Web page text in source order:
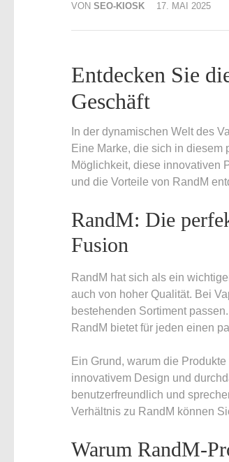
VON SEO-KIOSK 17. MAI 2025
Entdecken Sie
Geschäft
In der dynamischen Welt des
Eine Marke, die sich in diesem
Möglichkeit, diese innovativen
und die Vorteile von RandM
RandM: Die
Fusion
RandM hat sich als ein
auch von hoher Qualität. Bei
bestehenden Sortiment
RandM bietet für jeden einen
Ein Grund, warum die
innovativem Design und
benutzerfreundlich und
Verhältnis zu RandM können
Warum RandM-